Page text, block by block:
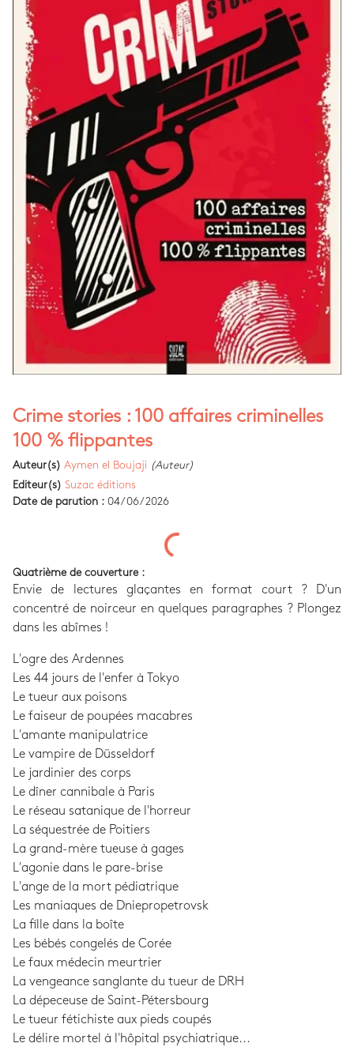
Crime stories : 100 affaires criminelles
100 % flippantes
Auteur(s) Aymen el Boujaji (Auteur)
Editeur(s) Suzac éditions
Date de parution : 04/06/2026
Quatrième de couverture :
Envie de lectures glaçantes en format court ? D'un
concentré de noirceur en quelques paragraphes ? Plongez
dans les abîmes !
L'ogre des Ardennes
Les 44 jours de l'enfer à Tokyo
Le tueur aux poisons
Le faiseur de poupées macabres
L'amante manipulatrice
Le vampire de Düsseldorf
Le jardinier des corps
Le dîner cannibale à Paris
Le réseau satanique de l'horreur
La séquestrée de Poitiers
La grand-mère tueuse à gages
L'agonie dans le pare-brise
L'ange de la mort pédiatrique
Les maniaques de Dniepropetrovsk
La fille dans la boîte
Les bébés congelés de Corée
Le faux médecin meurtrier
La vengeance sanglante du tueur de DRH
La dépeceuse de Saint-Pétersbourg
Le tueur fétichiste aux pieds coupés
Le délire mortel à l'hôpital psychiatrique...